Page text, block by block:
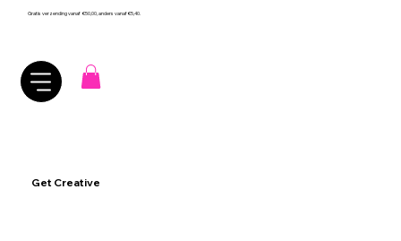
Gratis verzending vanaf €50,00, anders vanaf €5,40.
Get Creative